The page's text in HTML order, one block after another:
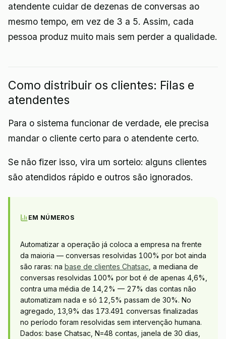
atendente cuidar de dezenas de conversas ao
mesmo tempo, em vez de 3 a 5. Assim, cada
pessoa produz muito mais sem perder a qualidade.
Como distribuir os clientes: Filas e
atendentes
Para o sistema funcionar de verdade, ele precisa
mandar o cliente certo para o atendente certo.
Se não fizer isso, vira um sorteio: alguns clientes
são atendidos rápido e outros são ignorados.
EM NÚMEROS
Automatizar a operação já coloca a empresa na frente
da maioria — conversas resolvidas 100% por bot ainda
são raras: na base de clientes Chatsac , a mediana de
conversas resolvidas 100% por bot é de apenas 4,6%,
contra uma média de 14,2% — 27% das contas não
automatizam nada e só 12,5% passam de 30%. No
agregado, 13,9% das 173.491 conversas finalizadas
no período foram resolvidas sem intervenção humana.
Dados: base Chatsac, N=48 contas, janela de 30 dias,